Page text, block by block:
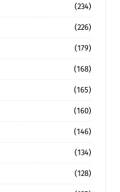
(234)
(226)
(179)
(168)
(165)
(160)
(146)
(134)
(128)